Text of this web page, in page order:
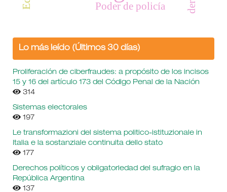
Poder de policía
Lo más leído (Últimos 30 días)
Proliferación de ciberfraudes: a propósito de los incisos
15 y 16 del artículo 173 del Código Penal de la Nación
314
Sistemas electorales
197
Le transformazioni del sistema politico-istituzionale in
Italia e la sostanziale continuita dello stato
177
Derechos políticos y obligatoriedad del sufragio en la
República Argentina
137